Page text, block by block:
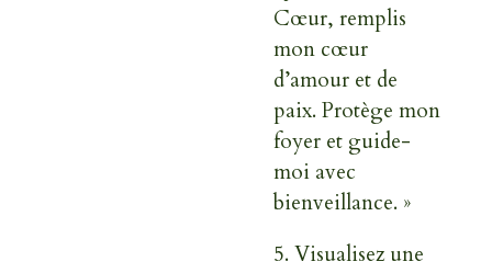
Cœur, remplis
mon cœur
d’amour et de
paix. Protège mon
foyer et guide-
moi avec
bienveillance. »
5. Visualisez une